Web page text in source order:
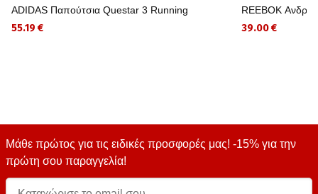
ADIDAS Παπούτσια Questar 3 Running
55.19 €
REEBOK
39.00 €
Μάθε πρώτος για τις ειδικές προσφορές μας! -15% για την
πρώτη σου παραγγελία!